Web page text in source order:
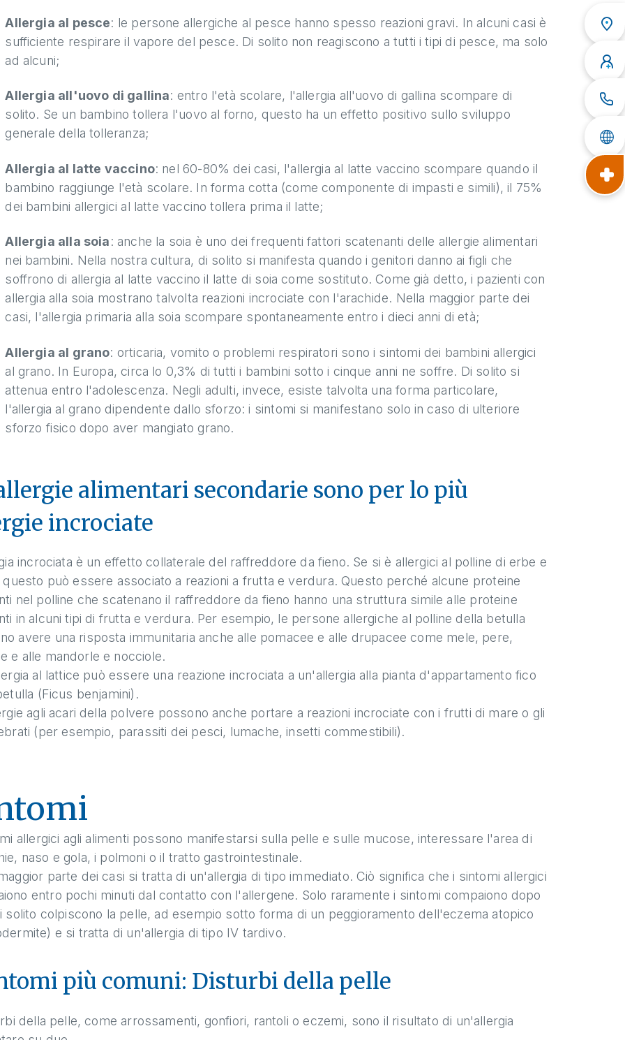
Allergia al pesce: le persone allergiche al pesce hanno spesso reazioni gravi. In alcuni casi è
sufficiente respirare il vapore del pesce. Di solito non reagiscono a tutti i tipi di pesce, ma solo
ad alcuni;
Allergia all'uovo di gallina: entro l'età scolare, l'allergia all'uovo di gallina scompare di
solito. Se un bambino tollera l'uovo al forno, questo ha un effetto positivo sullo sviluppo
generale della tolleranza;
Allergia al latte vaccino: nel 60-80% dei casi, l'allergia al latte vaccino scompare quando il
bambino raggiunge l'età scolare. In forma cotta (come componente di impasti e simili), il 75%
dei bambini allergici al latte vaccino tollera prima il latte;
Allergia alla soia: anche la soia è uno dei frequenti fattori scatenanti delle allergie alimentari
nei bambini. Nella nostra cultura, di solito si manifesta quando i genitori danno ai figli che
soffrono di allergia al latte vaccino il latte di soia come sostituto. Come già detto, i pazienti con
allergia alla soia mostrano talvolta reazioni incrociate con l'arachide. Nella maggior parte dei
casi, l'allergia primaria alla soia scompare spontaneamente entro i dieci anni di età;
Allergia al grano: orticaria, vomito o problemi respiratori sono i sintomi dei bambini allergici
al grano. In Europa, circa lo 0,3% di tutti i bambini sotto i cinque anni ne soffre. Di solito si
attenua entro l'adolescenza. Negli adulti, invece, esiste talvolta una forma particolare,
l'allergia al grano dipendente dallo sforzo: i sintomi si manifestano solo in caso di ulteriore
sforzo fisico dopo aver mangiato grano.
alimentari secondarie sono per lo più
incrociate
incrociata è un effetto collaterale del raffreddore da fieno. Se si è allergici al polline di erbe e
questo può essere associato a reazioni a frutta e verdura. Questo perché alcune proteine
nel polline che scatenano il raffreddore da fieno hanno una struttura simile alle proteine
in alcuni tipi di frutta e verdura. Per esempio, le persone allergiche al polline della betulla
avere una risposta immunitaria anche alle pomacee e alle drupacee come mele, pere,
e alle mandorle e nocciole.
al lattice può essere una reazione incrociata a un'allergia alla pianta d'appartamento fico
(Ficus benjamini).
agli acari della polvere possono anche portare a reazioni incrociate con i frutti di mare o gli
(per esempio, parassiti dei pesci, lumache, insetti commestibili).
allergici agli alimenti possono manifestarsi sulla pelle e sulle mucose, interessare l'area di
naso e gola, i polmoni o il tratto gastrointestinale.
parte dei casi si tratta di un'allergia di tipo immediato. Ciò significa che i sintomi allergici
entro pochi minuti dal contatto con l'allergene. Solo raramente i sintomi compaiono dopo
solito colpiscono la pelle, ad esempio sotto forma di un peggioramento dell'eczema atopico
e si tratta di un'allergia di tipo IV tardivo.
più comuni: Disturbi della pelle
della pelle, come arrossamenti, gonfiori, rantoli o eczemi, sono il risultato di un'allergia